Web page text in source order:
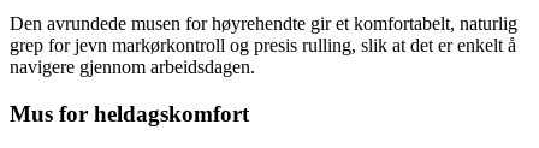
Den avrundede musen for høyrehendte gir et komfortabelt, naturlig
grep for jevn markørkontroll og presis rulling, slik at det er enkelt å
navigere gjennom arbeidsdagen.
Mus for heldagskomfort